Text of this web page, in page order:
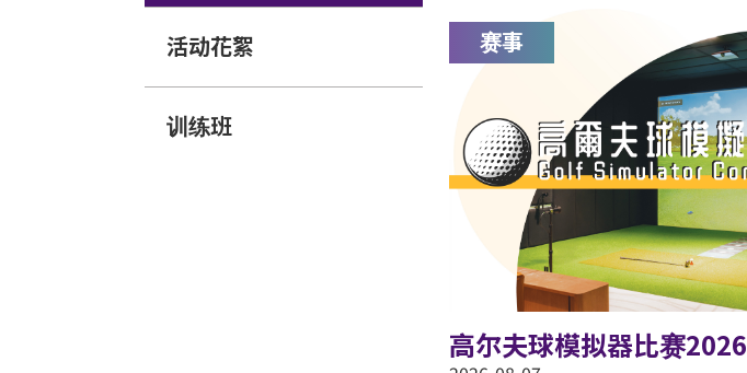
活动花絮
训练班
赛事
高尔夫球模拟器比赛2026